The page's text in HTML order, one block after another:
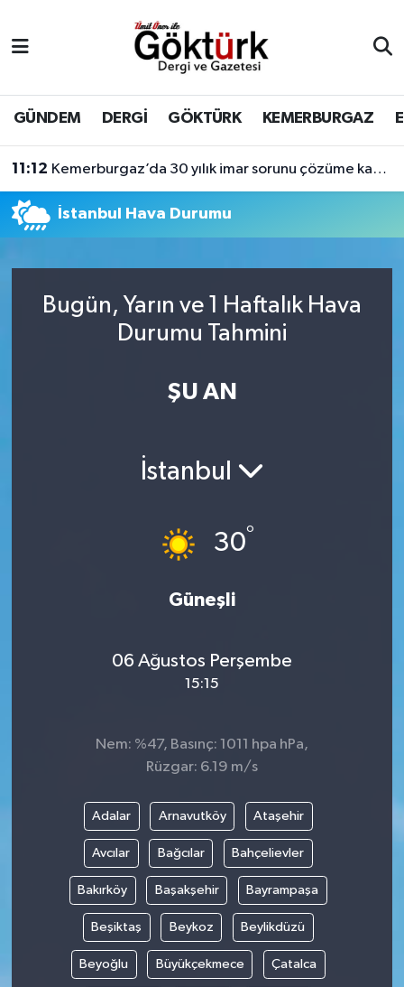
GÜNDEM DERGİ GÖKTÜRK KEMERBURGAZ
11:12 Kemerburgaz’da 30 yılık imar sorunu çözüme kavuşuyor
İstanbul Hava Durumu
Bugün, Yarın ve 1 Haftalık Hava
Durumu Tahmini
ŞU AN
İstanbul
30°
Güneşli
06 Ağustos Perşembe
15:15
Nem: %47, Basınç: 1011 hpa hPa,
Rüzgar: 6.19 m/s
Adalar Arnavutköy Ataşehir
Avcılar Bağcılar Bahçelievler
Bakırköy Başakşehir Bayrampaşa
Beşiktaş Beykoz Beylikdüzü
Beyoğlu Büyükçekmece Çatalca
BİLİM
DERGİ
DÜNYA
EKONOMİ
GÖKTÜRK
KÜLTÜR - SANAT
YAŞAM
Eyüpsultan Hava Durumu
Eyüpsultan Trafik Yoğunluk Haritası
Süper Lig Puan Durumu ve Fikstür
Tüm Manşetler
Haber Arşivi